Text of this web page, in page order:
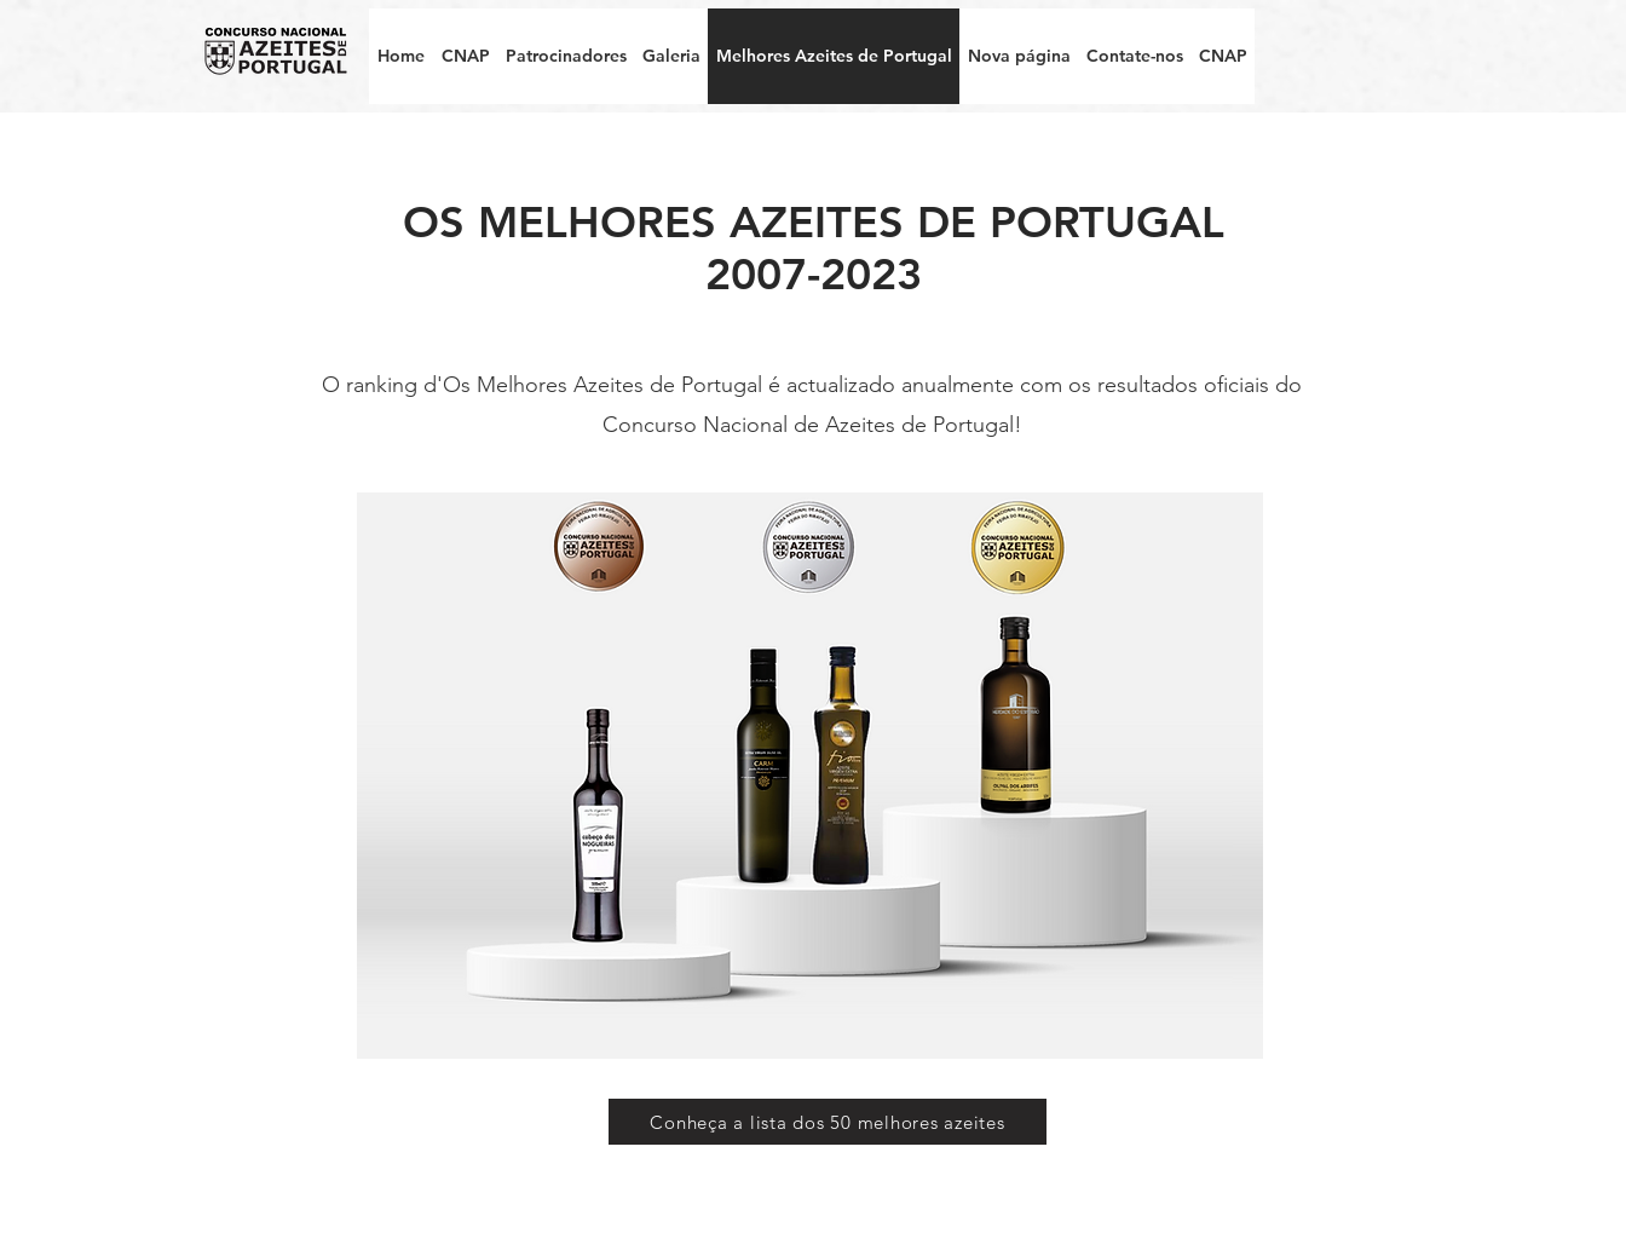
Home CNAP Patrocinadores Galeria Melhores Azeites de Portugal Nova página Contate-nos CNAP
OS MELHORES AZEITES DE PORTUGAL
2007-2023
O ranking d'Os Melhores Azeites de Portugal é actualizado anualmente com os resultados oficiais do
Concurso Nacional de Azeites de Portugal!
Conheça a lista dos 50 melhores azeites